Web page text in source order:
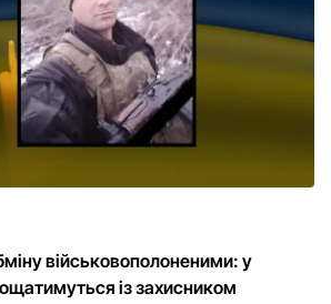
військовополоненими: у
із захисником